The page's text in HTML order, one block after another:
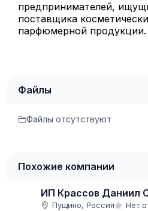
предпринимателей,
поставщика
парфюмерной продукции.
Файлы
Файлы отсутствуют
Похожие компании
ИП Крассов Даниил
Пущино, Россия
Нет